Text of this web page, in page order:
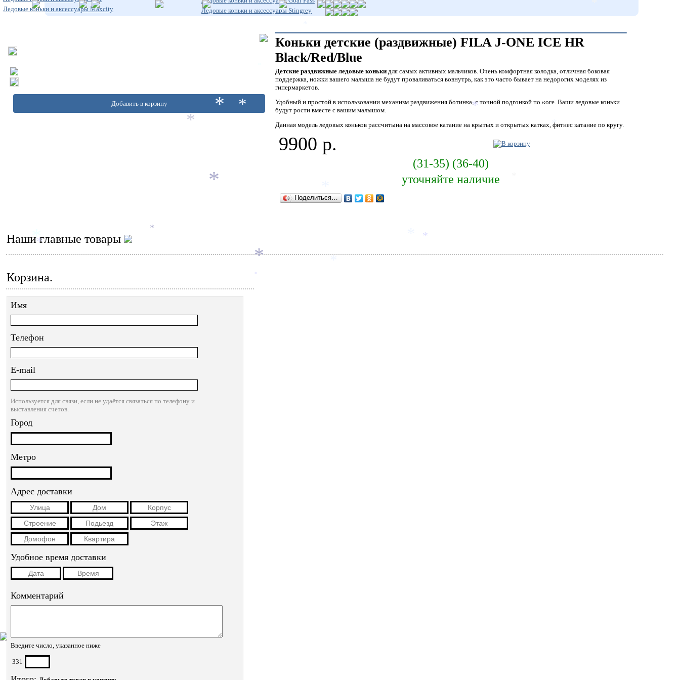
Ледовые коньки и аксессуары Maxcity
Ледовые коньки и аксессуары Stingrey
Добавить в корзину
Коньки детские (раздвижные) FILA J-ONE ICE HR
Black/Red/Blue
Детские раздвижные ледовые коньки для самых активных мальчиков. Очень комфортная колодка, отличная боковая
поддержка, ножки вашего малыша не будут проваливаться вовнутрь, как это часто бывает на недорогих моделях из
гипермаркетов.
Удобный и простой в использовании механизм раздвижения ботинка, с точной подгонкой по ноге. Ваши ледовые коньки
будут рости вместе с вашим малышом.
Данная модель ледовых коньков рассчитына на массовое катание на крытых и открытых катках, фитнес катание по кругу.
9900 р.
(31-35) (36-40)
уточняйте наличие
Поделиться…
Наши главные товары
Корзина.
Имя
Телефон
E-mail
Используется для связи, если не удаётся связаться по телефону и
выставления счетов.
Город
Метро
Адрес доставки
Удобное время доставки
Комментарий
Введите число, указанное ниже
331
*
*
*
*
*
*
*